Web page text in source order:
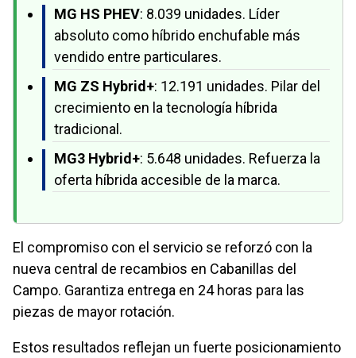
MG HS PHEV: 8.039 unidades. Líder
absoluto como híbrido enchufable más
vendido entre particulares.
MG ZS Hybrid+: 12.191 unidades. Pilar del
crecimiento en la tecnología híbrida
tradicional.
MG3 Hybrid+: 5.648 unidades. Refuerza la
oferta híbrida accesible de la marca.
El compromiso con el servicio se reforzó con la
nueva central de recambios en Cabanillas del
Campo. Garantiza entrega en 24 horas para las
piezas de mayor rotación.
Estos resultados reflejan un fuerte posicionamiento